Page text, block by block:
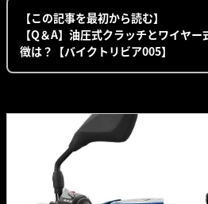
【この記事を最初から読む】
【Q＆A】油圧式クラッチとワイヤ
徴は？【バイクトリビア005】